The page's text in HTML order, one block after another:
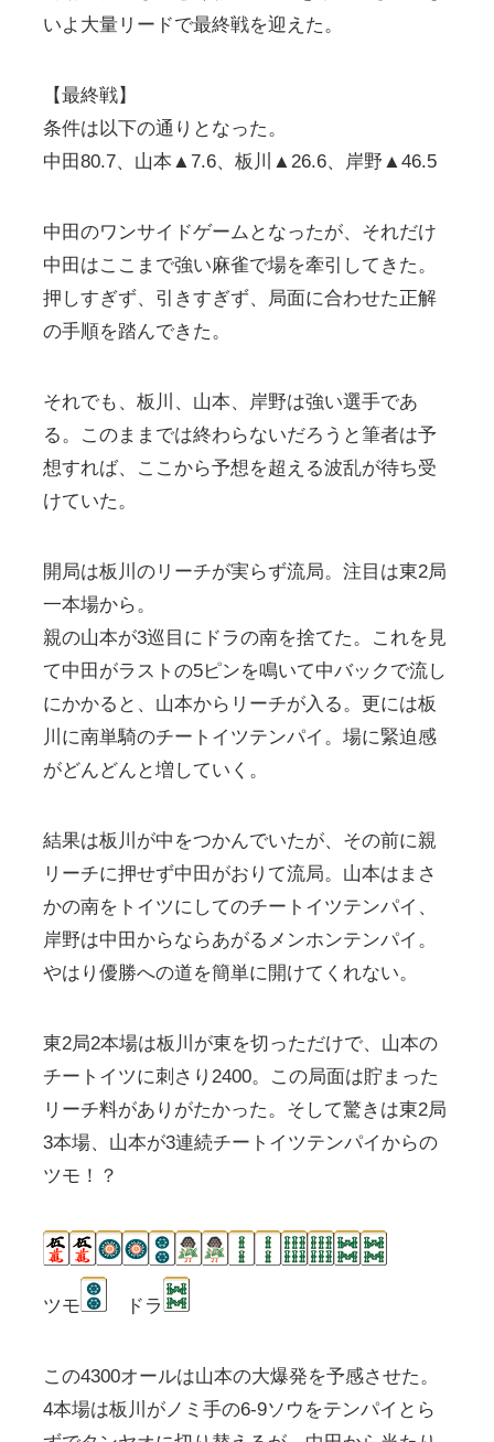
いよ大量リードで最終戦を迎えた。
【最終戦】
条件は以下の通りとなった。
中田80.7、山本▲7.6、板川▲26.6、岸野▲46.5
中田のワンサイドゲームとなったが、それだけ
中田はここまで強い麻雀で場を牽引してきた。
押しすぎず、引きすぎず、局面に合わせた正解
の手順を踏んできた。
それでも、板川、山本、岸野は強い選手であ
る。このままでは終わらないだろうと筆者は予
想すれば、ここから予想を超える波乱が待ち受
けていた。
開局は板川のリーチが実らず流局。注目は東2局
一本場から。
親の山本が3巡目にドラの南を捨てた。これを見
て中田がラストの5ピンを鳴いて中バックで流し
にかかると、山本からリーチが入る。更には板
川に南単騎のチートイツテンパイ。場に緊迫感
がどんどんと増していく。
結果は板川が中をつかんでいたが、その前に親
リーチに押せず中田がおりて流局。山本はまさ
かの南をトイツにしてのチートイツテンパイ、
岸野は中田からならあがるメンホンテンパイ。
やはり優勝への道を簡単に開けてくれない。
東2局2本場は板川が東を切っただけで、山本の
チートイツに刺さり2400。この局面は貯まった
リーチ料がありがたかった。そして驚きは東2局
3本場、山本が3連続チートイツテンパイからの
ツモ！？
ツモ ドラ
この4300オールは山本の大爆発を予感させた。
4本場は板川がノミ手の6-9ソウをテンパイとら